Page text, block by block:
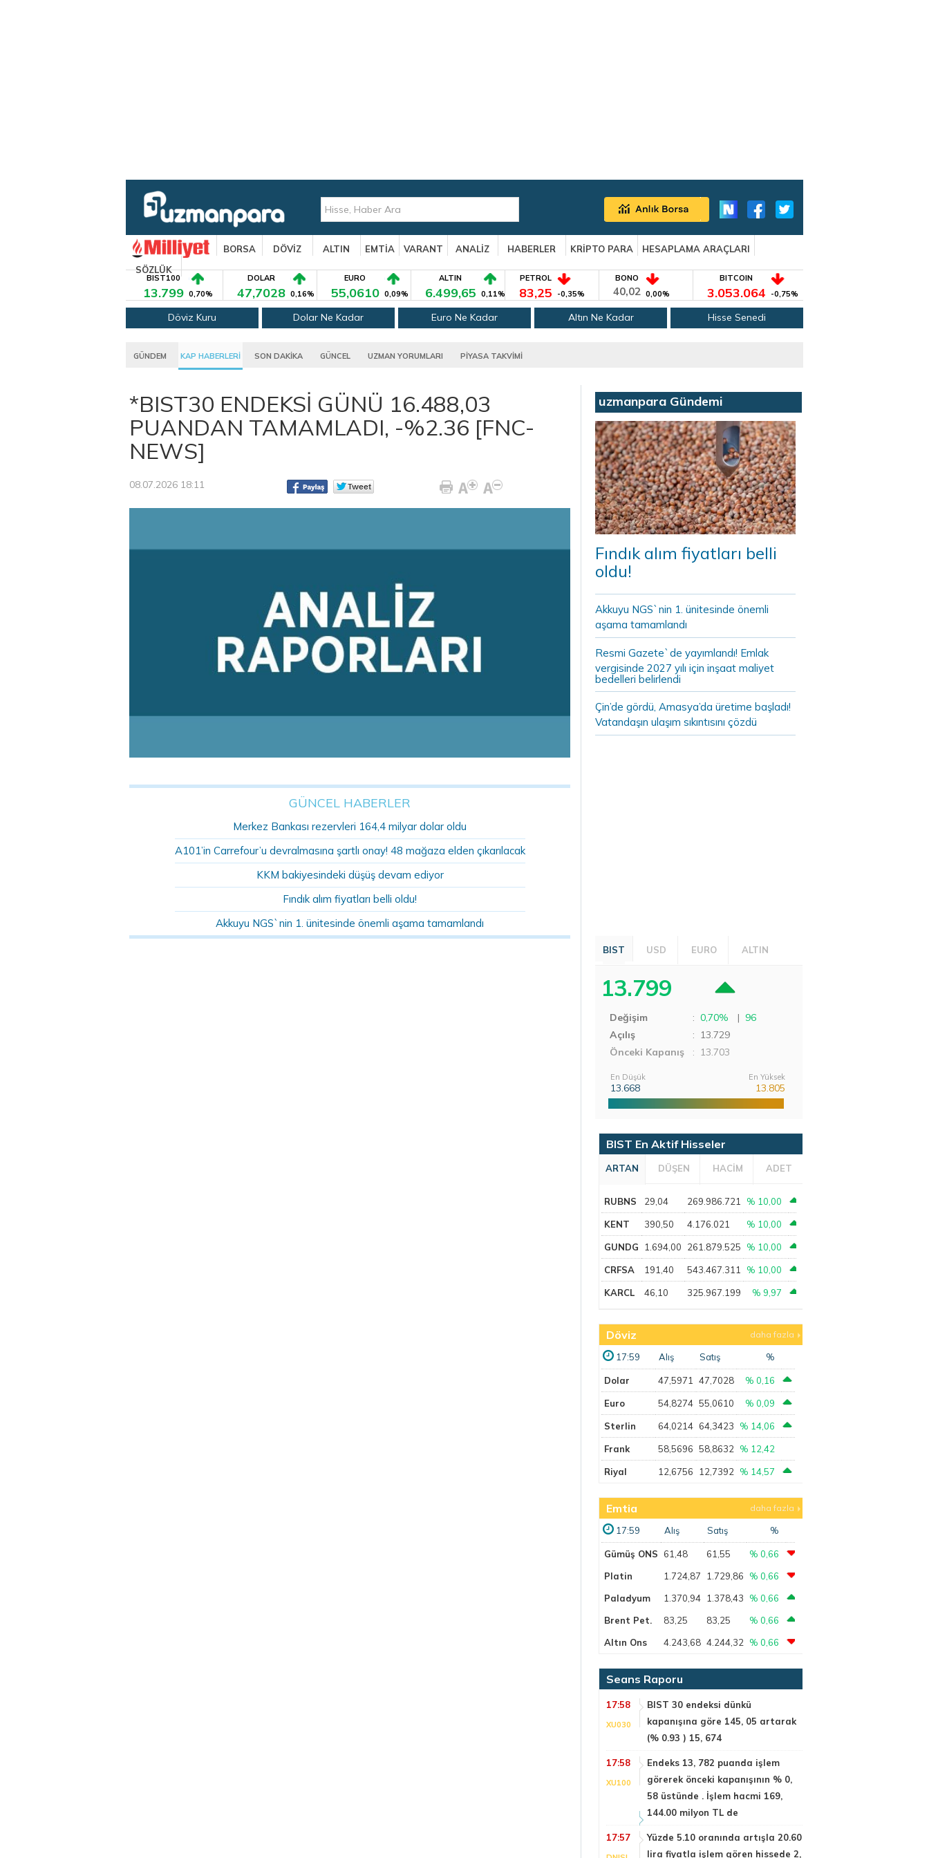
BORSA DÖVİZ ALTIN EMTİA VARANT ANALİZ HABERLER KRİPTO PARA
HESAPLAMA ARAÇLARI
SÖZLÜK
BIST100
13.799 0,70%
DOLAR
47,7028 0,16%
EURO
55,0610 0,09%
ALTIN
6.499,65 0,11%
PETROL
83,25 -0,35%
BONO
40,02 0,00%
BITCOIN
3.053.064 -0,75%
Döviz Kuru Dolar Ne Kadar Euro Ne Kadar Altın Ne Kadar Hisse Senedi
GÜNDEM KAP HABERLERİ SON DAKİKA GÜNCEL UZMAN YORUMLARI PİYASA TAKVİMİ
*BIST30 ENDEKSİ GÜNÜ 16.488,03
PUANDAN TAMAMLADI, -%2.36 [FNC-
NEWS]
08.07.2026 18:11
GÜNCEL HABERLER
Merkez Bankası rezervleri 164,4 milyar dolar oldu
A101’in Carrefour’u devralmasına şartlı onay! 48 mağaza elden çıkarılacak
KKM bakiyesindeki düşüş devam ediyor
Fındık alım fiyatları belli oldu!
Akkuyu NGS`nin 1. ünitesinde önemli aşama tamamlandı
uzmanpara Gündemi
Fındık alım fiyatları belli
oldu!
Akkuyu NGS`nin 1. ünitesinde önemli
aşama tamamlandı
Resmi Gazete`de yayımlandı! Emlak
vergisinde 2027 yılı için inşaat maliyet
bedelleri belirlendi
Çin’de gördü, Amasya’da üretime başladı!
Vatandaşın ulaşım sıkıntısını çözdü
BIST USD EURO ALTIN
13.799
Değişim : 0,70% | 96
Açılış
: 13.729
Önceki Kapanış
: 13.703
En Düşük
13.668
En Yüksek
13.805
BIST En Aktif Hisseler
ARTAN DÜŞEN HACİM ADET
RUBNS 29,04 269.986.721 % 10,00
KENT 390,50 4.176.021 % 10,00
GUNDG 1.694,00 261.879.525 % 10,00
CRFSA 191,40 543.467.311 % 10,00
KARCL 46,10 325.967.199 % 9,97
Döviz daha fazla
17:59 Alış Satış %
Dolar 47,5971 47,7028 % 0,16
Euro 54,8274 55,0610 % 0,09
Sterlin 64,0214 64,3423 % 14,06
Frank 58,5696 58,8632 % 12,42
Riyal 12,6756 12,7392 % 14,57
Emtia daha fazla
17:59 Alış Satış %
Gümüş ONS 61,48 61,55
% 0,66
Platin
1.724,87 1.729,86
% 0,66
Paladyum
1.370,94 1.378,43
% 0,66
Brent Pet.
83,25 83,25
% 0,66
Altın Ons
4.243,68 4.244,32 % 0,66
Seans Raporu
17:58
XU030
BIST 30 endeksi dünkü
kapanışına göre 145, 05 artarak
(% 0.93 ) 15, 674
17:58
XU100
Endeks 13, 782 puanda işlem
görerek önceki kapanışının % 0,
58 üstünde . İşlem hacmi 169,
144.00 milyon TL de
17:57
Yüzde 5.10 oranında artışla 20.60
lira fiyatla işlem gören hissede 2,